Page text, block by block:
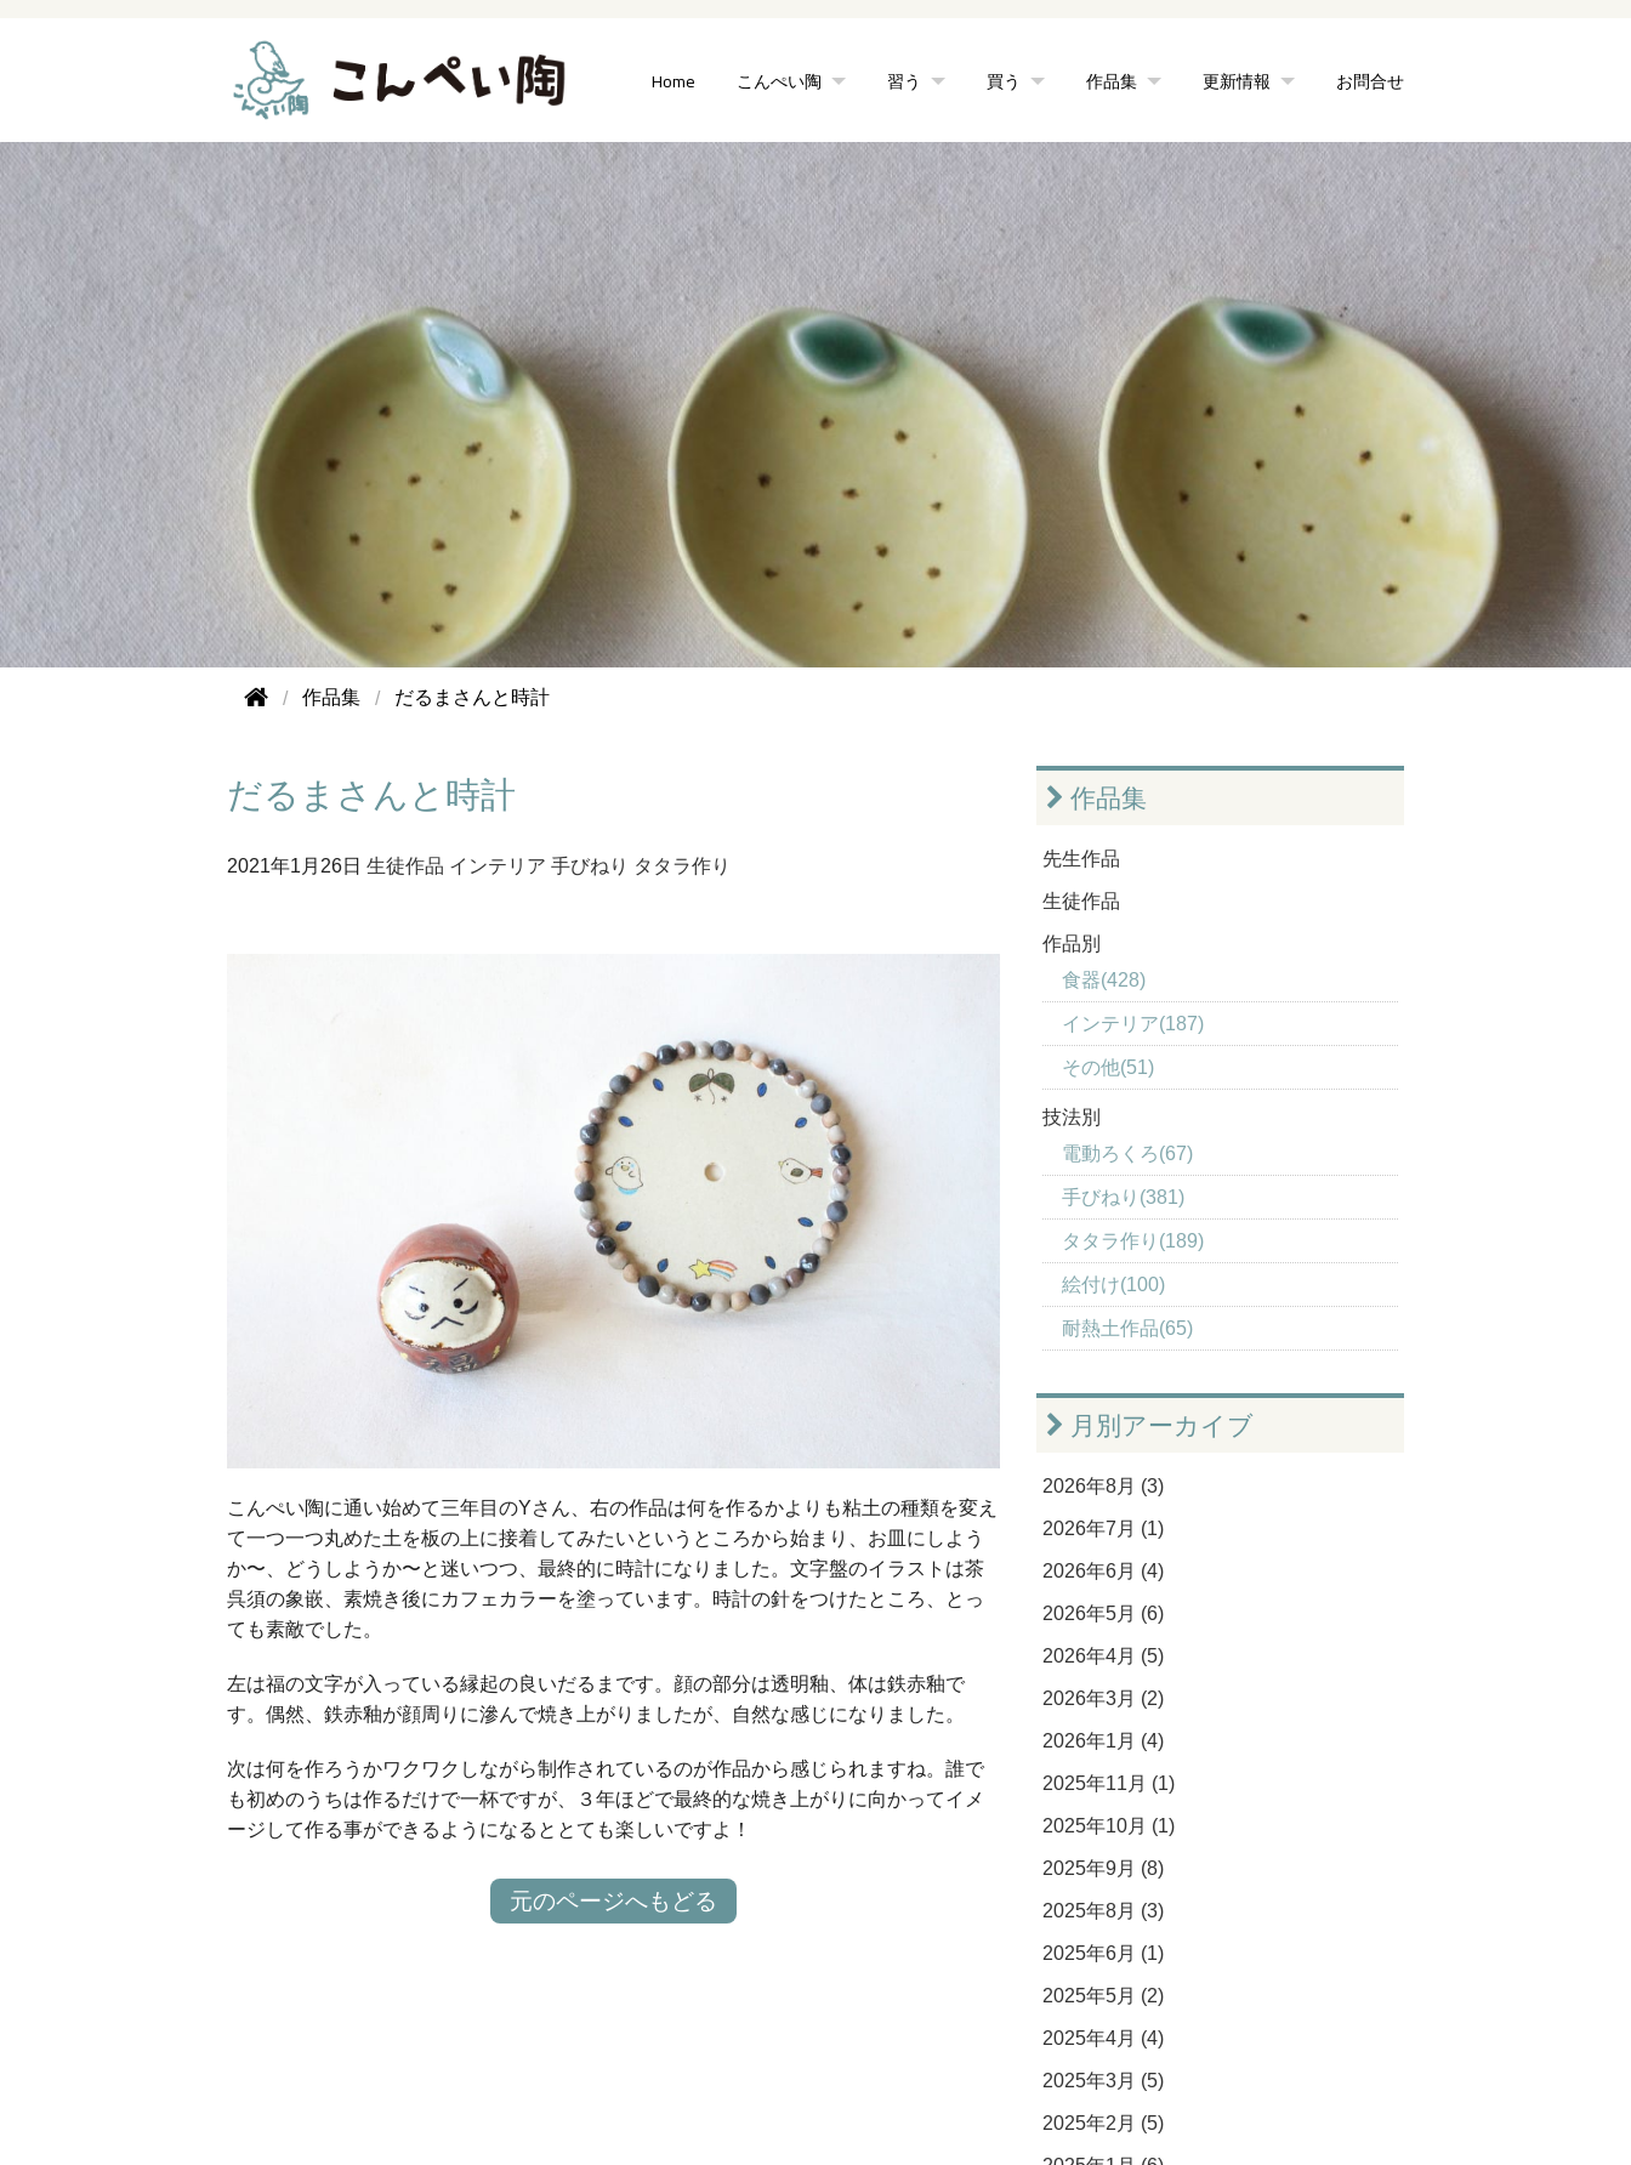
Home こんぺい陶 習う 買う 作品集 更新情報 お問合せ
作品集 だるまさんと時計
だるまさんと時計
2021年1月26日 生徒作品 インテリア 手びねり タタラ作り
こんぺい陶に通い始めて三年目のYさん、右の作品は何を作るかよりも粘土の種類を変え
て一つ一つ丸めた土を板の上に接着してみたいというところから始まり、お皿にしよう
か〜、どうしようか〜と迷いつつ、最終的に時計になりました。文字盤のイラストは茶
呉須の象嵌、素焼き後にカフェカラーを塗っています。時計の針をつけたところ、とっ
ても素敵でした。
左は福の文字が入っている縁起の良いだるまです。顔の部分は透明釉、体は鉄赤釉で
す。偶然、鉄赤釉が顔周りに滲んで焼き上がりましたが、自然な感じになりました。
次は何を作ろうかワクワクしながら制作されているのが作品から感じられますね。誰で
も初めのうちは作るだけで一杯ですが、３年ほどで最終的な焼き上がりに向かってイメ
ージして作る事ができるようになるととても楽しいですよ！
元のページへもどる
作品集
先生作品
生徒作品
作品別
食器(428)
インテリア(187)
その他(51)
技法別
電動ろくろ(67)
手びねり(381)
タタラ作り(189)
絵付け(100)
耐熱土作品(65)
月別アーカイブ
2026年8月 (3)
2026年7月 (1)
2026年6月 (4)
2026年5月 (6)
2026年4月 (5)
2026年3月 (2)
2026年1月 (4)
2025年11月 (1)
2025年10月 (1)
2025年9月 (8)
2025年8月 (3)
2025年6月 (1)
2025年5月 (2)
2025年4月 (4)
2025年3月 (5)
2025年2月 (5)